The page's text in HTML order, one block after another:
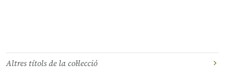
Altres títols de la col·lecció